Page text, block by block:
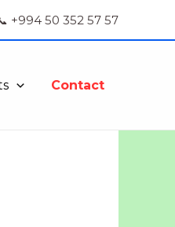
+994 50 352 57 57
Contact